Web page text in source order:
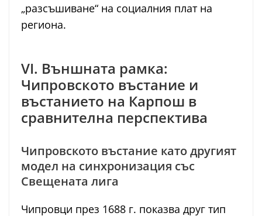
„разсъшиване“ на социалния плат на
региона.
VI. Външната рамка:
Чипровското въстание и
въстанието на Карпош в
сравнителна перспектива
Чипровското въстание като другият
модел на синхронизация със
Свещената лига
Чипровци през 1688 г. показва друг тип